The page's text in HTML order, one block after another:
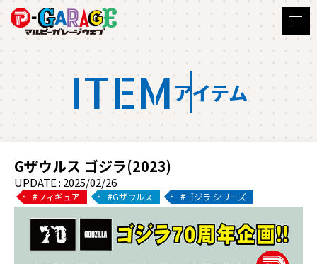
ITEM アイテム
Gザウルス ゴジラ(2023)
UPDATE : 2025/02/26
フィギュア Gザウルス ゴジラ シリーズ